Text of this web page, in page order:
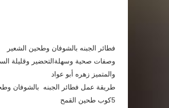
فطائر الجبنه بالشوفان وطحين الشعير
وصفات صحية وسهلةالتحضير وقليلة
والمتميز زهره أبو عواد
طريقة عمل فطائر الجبنه بالشوفان
5كوب طحين القمح